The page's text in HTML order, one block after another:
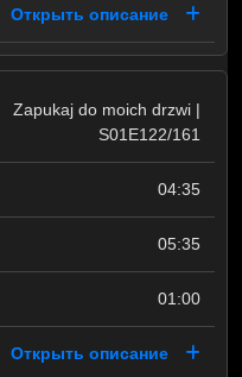
Открыть описание
Zapukaj do moich drzwi |
S01E122/161
04:35
05:35
01:00
Открыть описание